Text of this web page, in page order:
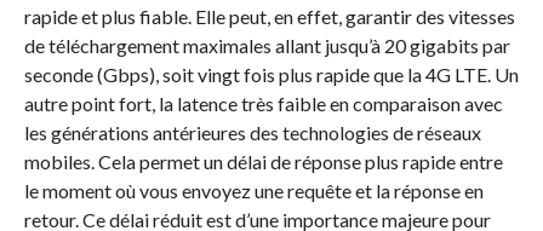
rapide et plus fiable. Elle peut, en effet, garantir des vitesses
de téléchargement maximales allant jusqu’à 20 gigabits par
seconde (Gbps), soit vingt fois plus rapide que la 4G LTE. Un
autre point fort, la latence très faible en comparaison avec
les générations antérieures des technologies de réseaux
mobiles. Cela permet un délai de réponse plus rapide entre
le moment où vous envoyez une requête et la réponse en
retour. Ce délai réduit est d’une importance majeure pour